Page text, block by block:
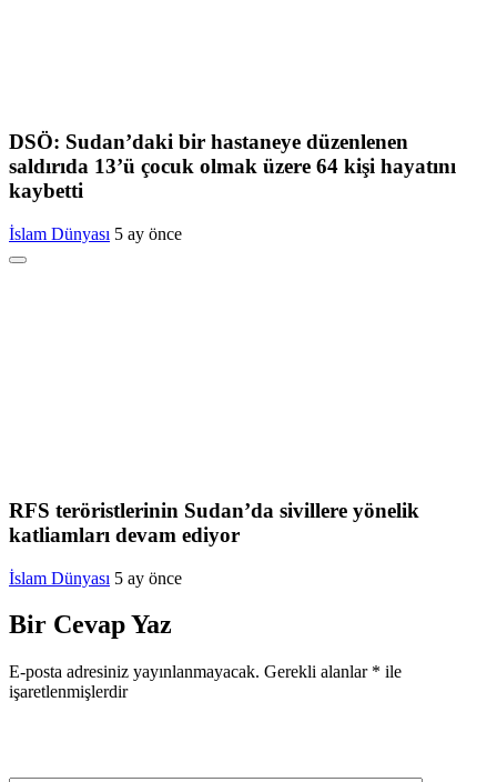
DSÖ: Sudan’daki bir hastaneye düzenlenen
saldırıda 13’ü çocuk olmak üzere 64 kişi hayatını
kaybetti
İslam Dünyası 5 ay önce
RFS teröristlerinin Sudan’da sivillere yönelik
katliamları devam ediyor
İslam Dünyası 5 ay önce
Bir Cevap Yaz
E-posta adresiniz yayınlanmayacak. Gerekli alanlar * ile
işaretlenmişlerdir